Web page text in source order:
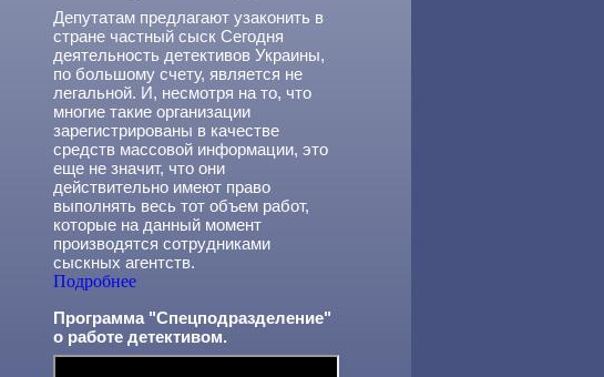
Депутатам предлагают узаконить в
стране частный сыск Сегодня
деятельность детективов Украины,
по большому счету, является не
легальной. И, несмотря на то, что
многие такие организации
зарегистрированы в качестве
средств массовой информации, это
еще не значит, что они
действительно имеют право
выполнять весь тот объем работ,
которые на данный момент
производятся сотрудниками
сыскных агентств.
Подробнее
Программа "Спецподразделение"
о работе детективом.